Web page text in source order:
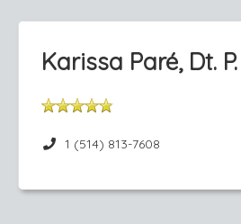
Karissa Paré, Dt. P.
1 (514) 813-7608